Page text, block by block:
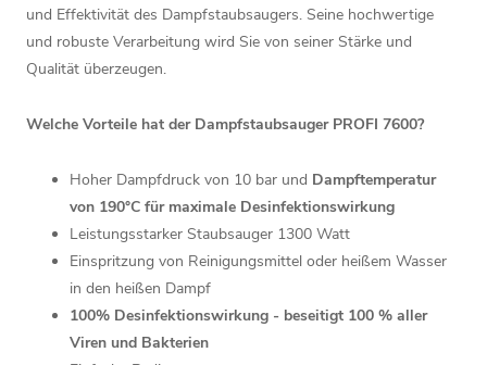
und Effektivität des Dampfstaubsaugers. Seine hochwertige
und robuste Verarbeitung wird Sie von seiner Stärke und
Qualität überzeugen.
Welche Vorteile hat der Dampfstaubsauger PROFI 7600?
Hoher Dampfdruck von 10 bar und Dampftemperatur
von 190°C für maximale Desinfektionswirkung
Leistungsstarker Staubsauger 1300 Watt
Einspritzung von Reinigungsmittel oder heißem Wasser
in den heißen Dampf
100% Desinfektionswirkung - beseitigt 100 % aller
Viren und Bakterien